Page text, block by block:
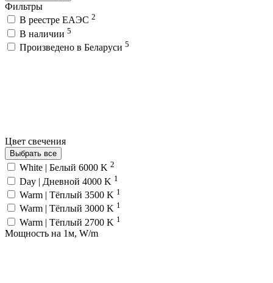
Фильтры
В реестре ЕАЭС 2
В наличии 5
Произведено в Беларуси 5
Цвет свечения
Выбрать все
White | Белый 6000 K 2
Day | Дневной 4000 K 1
Warm | Тёплый 3500 K 1
Warm | Тёплый 3000 K 1
Warm | Тёплый 2700 K 1
Мощность на 1м, W/m